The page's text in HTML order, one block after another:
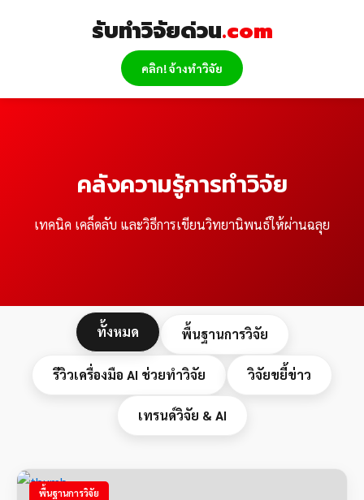
รับทำวิจัยด่วน.com
คลิก! จ้างทำวิจัย
คลังความรู้การทำวิจัย
เทคนิค เคล็ดลับ และวิธีการเขียนวิทยานิพนธ์ให้ผ่านฉลุย
ทั้งหมด พื้นฐานการวิจัย
รีวิวเครื่องมือ AI ช่วยทำวิจัย วิจัยขยี้ข่าว
เทรนด์วิจัย & AI
พื้นฐานการวิจัย